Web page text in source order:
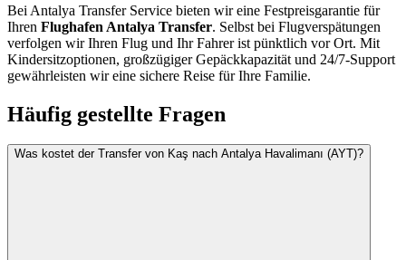
Bei Antalya Transfer Service bieten wir eine Festpreisgarantie für
Ihren Flughafen Antalya Transfer. Selbst bei Flugverspätungen
verfolgen wir Ihren Flug und Ihr Fahrer ist pünktlich vor Ort. Mit
Kindersitzoptionen, großzügiger Gepäckkapazität und 24/7-Support
gewährleisten wir eine sichere Reise für Ihre Familie.
Häufig gestellte Fragen
Was kostet der Transfer von Kaş nach Antalya Havalimanı (AYT)?